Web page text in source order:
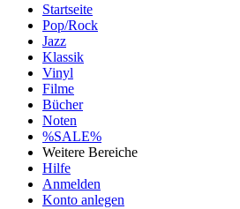
Startseite
Pop/Rock
Jazz
Klassik
Vinyl
Filme
Bücher
Noten
%SALE%
Weitere Bereiche
Hilfe
Anmelden
Konto anlegen